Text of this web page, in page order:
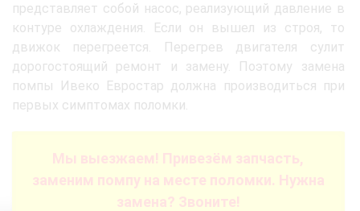
представляет собой насос, реализующий давление в
контуре охлаждения. Если он вышел из строя, то
движок перегреется. Перегрев двигателя сулит
дорогостоящий ремонт и замену. Поэтому замена
помпы Ивеко Евростар должна производиться при
первых симптомах поломки.
Мы выезжаем! Привезём запчасть,
заменим помпу на месте поломки. Нужна
замена? Звоните!